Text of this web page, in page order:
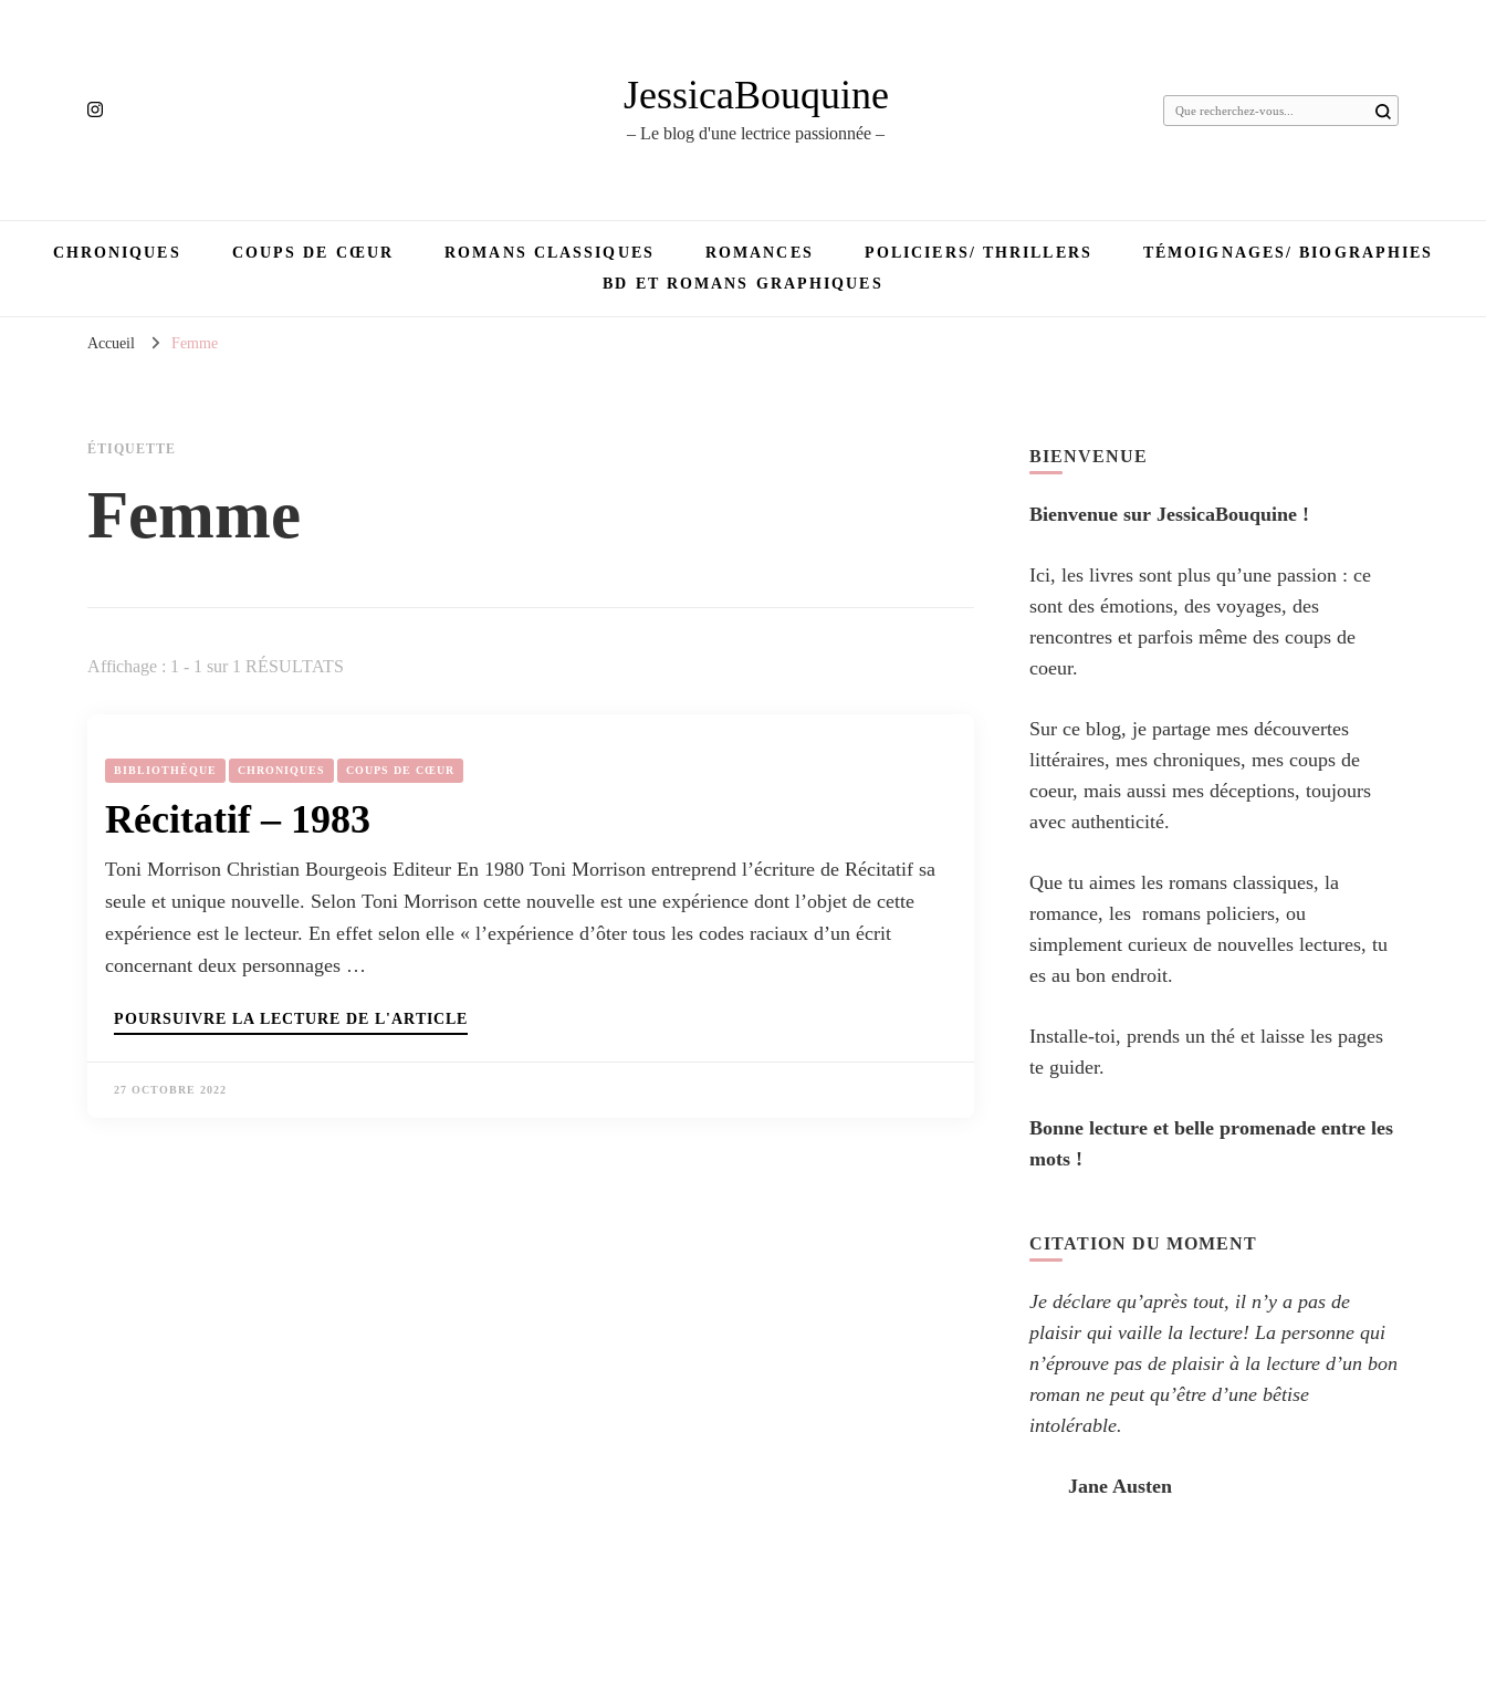
JessicaBouquine
– Le blog d'une lectrice passionnée –
Vous
CHRONIQUES COUPS DE CŒUR ROMANS CLASSIQUES ROMANCES POLICIERS/ THRILLERS
TÉMOIGNAGES/ BIOGRAPHIES
BD ET ROMANS GRAPHIQUES
Accueil Femme
ÉTIQUETTE
Femme
Affichage : 1 - 1 sur 1 RÉSULTATS
BIBLIOTHÈQUE CHRONIQUES COUPS DE CŒUR
Récitatif – 1983
Toni Morrison Christian Bourgeois Editeur En 1980 Toni Morrison entreprend l’écriture de Récitatif sa
seule et unique nouvelle. Selon Toni Morrison cette nouvelle est une expérience dont l’objet de cette
expérience est le lecteur. En effet selon elle « l’expérience d’ôter tous les codes raciaux d’un écrit
concernant deux personnages …
POURSUIVRE LA LECTURE DE L'ARTICLE
27 OCTOBRE 2022
BIENVENUE
Bienvenue sur JessicaBouquine !
Ici, les livres sont plus qu’une passion : ce
sont des émotions, des voyages, des
rencontres et parfois même des coups de
coeur.
Sur ce blog, je partage mes découvertes
littéraires, mes chroniques, mes coups de
coeur, mais aussi mes déceptions, toujours
avec authenticité.
Que tu aimes les romans classiques, la
romance, les romans policiers, ou
simplement curieux de nouvelles lectures, tu
es au bon endroit.
Installe-toi, prends un thé et laisse les pages
te guider.
Bonne lecture et belle promenade entre les
mots !
CITATION DU MOMENT
Je déclare qu’après tout, il n’y a pas de
plaisir qui vaille la lecture! La personne qui
n’éprouve pas de plaisir à la lecture d’un bon
roman ne peut qu’être d’une bêtise
intolérable.
Jane Austen